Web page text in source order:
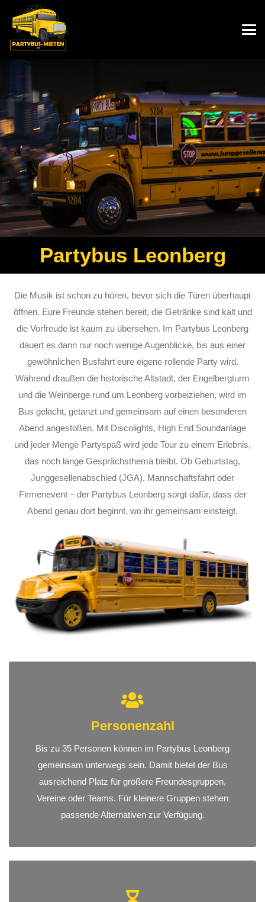
Partybus Leonberg
Die Musik ist schon zu hören, bevor sich die Türen überhaupt
öffnen. Eure Freunde stehen bereit, die Getränke sind kalt und
die Vorfreude ist kaum zu übersehen. Im Partybus Leonberg
dauert es dann nur noch wenige Augenblicke, bis aus einer
gewöhnlichen Busfahrt eure eigene rollende Party wird.
Während draußen die historische Altstadt, der Engelbergturm
und die Weinberge rund um Leonberg vorbeiziehen, wird im
Bus gelacht, getanzt und gemeinsam auf einen besonderen
Abend angestoßen. Mit Discolights, High End Soundanlage
und jeder Menge Partyspaß wird jede Tour zu einem Erlebnis,
das noch lange Gesprächsthema bleibt. Ob Geburtstag,
Junggesellenabschied (JGA), Mannschaftsfahrt oder
Firmenevent – der Partybus Leonberg sorgt dafür, dass der
Abend genau dort beginnt, wo ihr gemeinsam einsteigt.
Personenzahl
Bis zu 35 Personen können im Partybus Leonberg
gemeinsam unterwegs sein. Damit bietet der Bus
ausreichend Platz für größere Freundesgruppen,
Vereine oder Teams. Für kleinere Gruppen stehen
passende Alternativen zur Verfügung.